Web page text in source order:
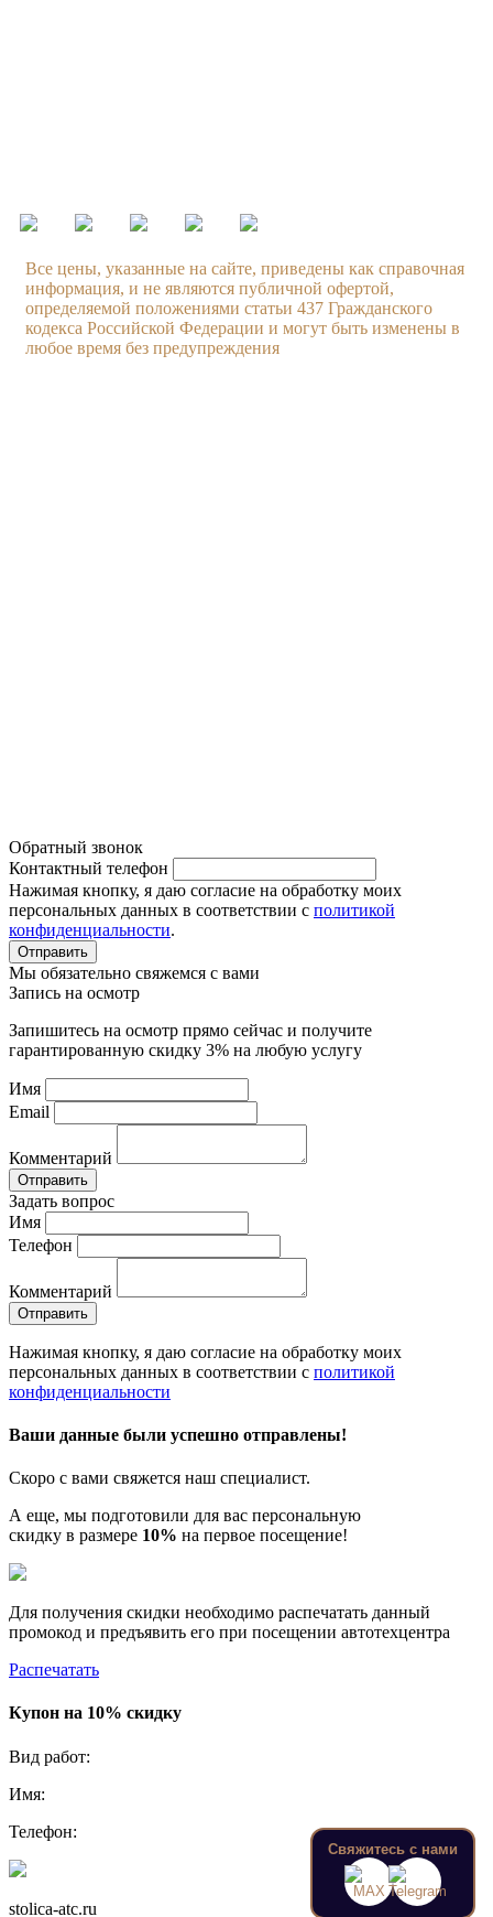
Все цены, указанные на сайте, приведены как справочная
информация, и не являются публичной офертой,
определяемой положениями статьи 437 Гражданского
кодекса Российской Федерации и могут быть изменены в
любое время без предупреждения
Свяжитесь с нами
Обратный звонок
Контактный телефон
Нажимая кнопку, я даю согласие на обработку моих
персональных данных в соответствии с политикой
конфиденциальности.
Отправить
Мы обязательно свяжемся с вами
Запись на осмотр
Запишитесь на осмотр прямо сейчас и получите
гарантированную скидку 3% на любую услугу
Имя
Email
Комментарий
Отправить
Задать вопрос
Имя
Телефон
Комментарий
Отправить
Нажимая кнопку, я даю согласие на обработку моих
персональных данных в соответствии с политикой
конфиденциальности
Ваши данные были успешно отправлены!
Скоро с вами свяжется наш специалист.
А еще, мы подготовили для вас персональную
скидку в размере 10% на первое посещение!
Для получения скидки необходимо распечатать данный
промокод и предъявить его при посещении автотехцентра
Распечатать
Купон на 10% скидку
Вид работ:
Имя:
Телефон:
stolica-atc.ru